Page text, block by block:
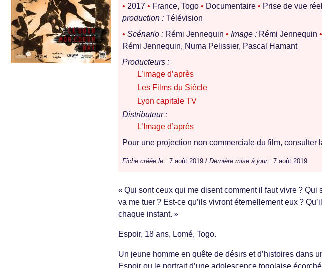
• 2017 • France, Togo • Documentaire • Prise de vue
production : Télévision
• Scénario : Rémi Jennequin • Image : Rémi Jennequin •
Rémi Jennequin, Numa Pelissier, Pascal Hamant
Producteurs :
L’image d’après
Les Films du Siècle
Lyon capitale TV
Distributeur :
L’Image d’après
Pour une projection non commerciale du film, consulter
Fiche créée le : 7 août 2019 / Dernière mise à jour : 7 août 2019
« Qui sont ceux qui me disent comment il faut vivre ?
va me tuer ? Est-ce qu’ils vivront éternellement eux ?
chaque instant. »
Espoir, 18 ans, Lomé, Togo.
Un jeune homme en quête de désirs et d’histoires dans
Espoir ou le portrait d’une adolescence togolaise